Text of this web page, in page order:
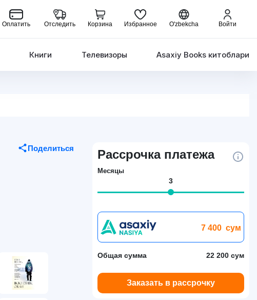
Оплатить Отследить Корзина Избранное O'zbekcha Войти
Книги Телевизоры Asaxiy Books китоблари
Поделиться Рассрочка платежа
Месяцы
3
7 400 сум
Общая сумма 22 200 сум
Заказать в рассрочку